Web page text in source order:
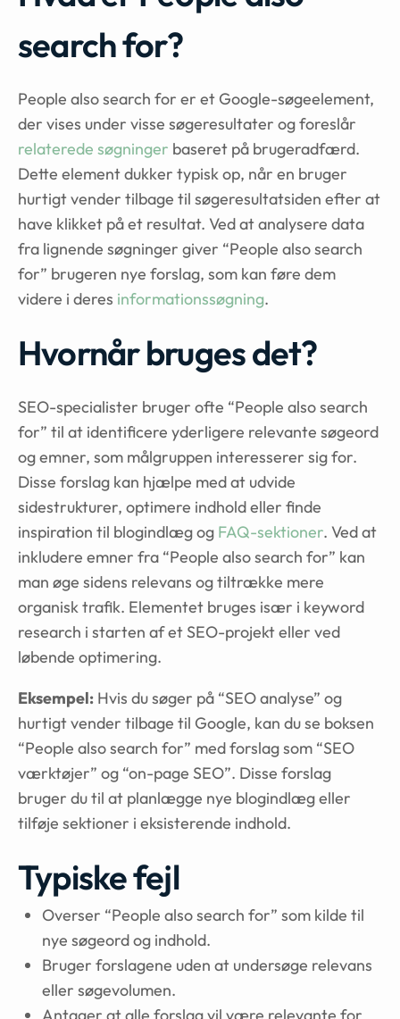
search for?
People also search for er et Google-søgeelement,
der vises under visse søgeresultater og foreslår
relaterede søgninger baseret på brugeradfærd.
Dette element dukker typisk op, når en bruger
hurtigt vender tilbage til søgeresultatsiden efter at
have klikket på et resultat. Ved at analysere data
fra lignende søgninger giver “People also search
for” brugeren nye forslag, som kan føre dem
videre i deres informationssøgning.
Hvornår bruges det?
SEO-specialister bruger ofte “People also search
for” til at identificere yderligere relevante søgeord
og emner, som målgruppen interesserer sig for.
Disse forslag kan hjælpe med at udvide
sidestrukturer, optimere indhold eller finde
inspiration til blogindlæg og FAQ-sektioner. Ved at
inkludere emner fra “People also search for” kan
man øge sidens relevans og tiltrække mere
organisk trafik. Elementet bruges især i keyword
research i starten af et SEO-projekt eller ved
løbende optimering.
Eksempel: Hvis du søger på “SEO analyse” og
hurtigt vender tilbage til Google, kan du se boksen
“People also search for” med forslag som “SEO
værktøjer” og “on-page SEO”. Disse forslag
bruger du til at planlægge nye blogindlæg eller
tilføje sektioner i eksisterende indhold.
Typiske fejl
Overser “People also search for” som kilde til
nye søgeord og indhold.
Bruger forslagene uden at undersøge relevans
eller søgevolumen.